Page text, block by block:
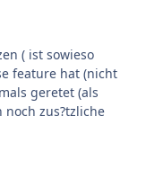
( ist sowieso
feature hat (nicht
geretet (als
noch zus?tzliche